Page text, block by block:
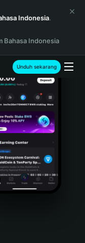
Indonesia.
Bahasa Indonesia
Unduh sekarang